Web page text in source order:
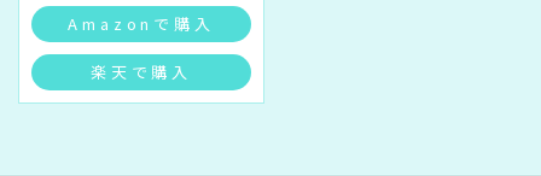
Amazonで購入
楽天で購入